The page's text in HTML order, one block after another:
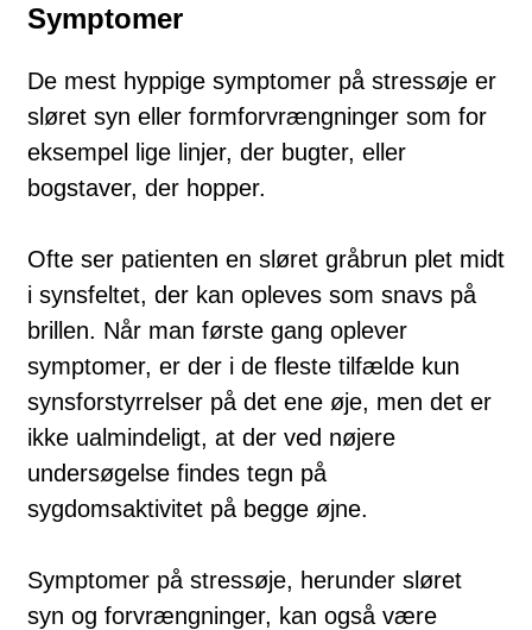
Symptomer
De mest hyppige symptomer på stressøje er
sløret syn eller formforvrængninger som for
eksempel lige linjer, der bugter, eller
bogstaver, der hopper.
Ofte ser patienten en sløret gråbrun plet midt
i synsfeltet, der kan opleves som snavs på
brillen. Når man første gang oplever
symptomer, er der i de fleste tilfælde kun
synsforstyrrelser på det ene øje, men det er
ikke ualmindeligt, at der ved nøjere
undersøgelse findes tegn på
sygdomsaktivitet på begge øjne.
Symptomer på stressøje, herunder sløret
syn og forvrængninger, kan også være